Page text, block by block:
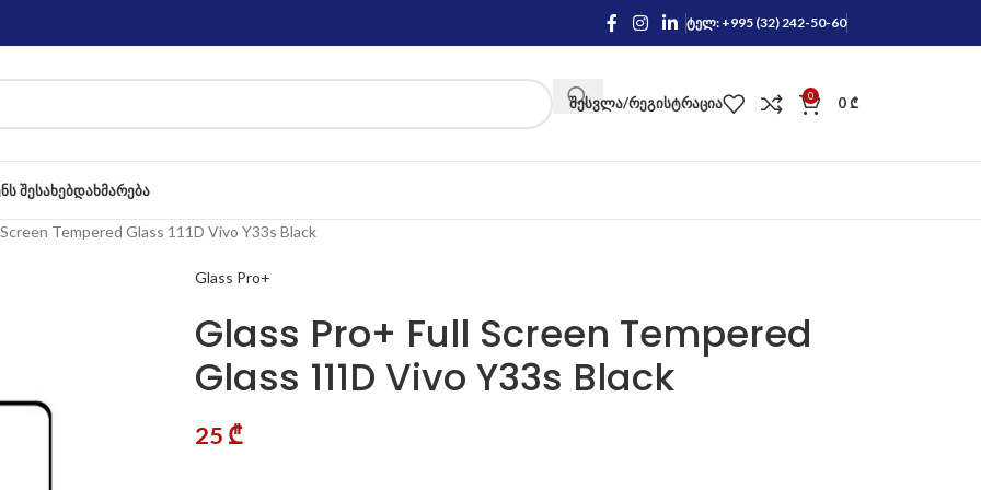
ტელ: +995 (32) 242-50-60
ᲨᲔᲡᲕᲚᲐ/ᲠᲔᲒᲘᲡᲢᲠᲐᲪᲘᲐ 0 0₾
ᲨᲔᲡᲐᲮᲔᲑᲓᲐᲮᲛᲐᲠᲔᲑᲐ
Tempered Glass 111D Vivo Y33s Black
Glass Pro+
Glass Pro+ Full Screen Tempered
Glass 111D Vivo Y33s Black
25 ₾